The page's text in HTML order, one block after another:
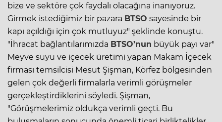
bize ve sektöre çok faydalı olacağına inanıyoruz.
Girmek istediğimiz bir pazara BTSO sayesinde bir
kapı açıldığı için çok mutluyuz" şeklinde konuştu.
"İhracat bağlantılarımızda BTSO’nun büyük payı var"
Meyve suyu ve içecek üretimi yapan Makam İçecek
firması temsilcisi Mesut Şişman, Körfez bölgesinden
gelen çok değerli firmalarla verimli görüşmeler
gerçekleştirdiklerini söyledi. Şişman,
"Görüşmelerimiz oldukça verimli geçti. Bu